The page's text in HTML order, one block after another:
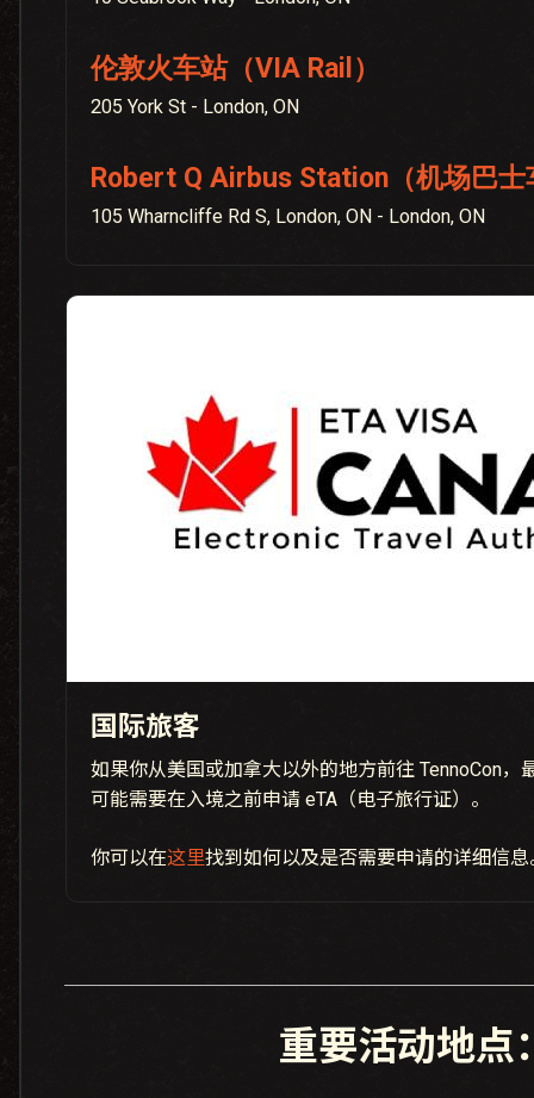
伦敦火车站（VIA Rail）
205 York St - London, ON
Robert Q Airbus Station（机场巴士
105 Wharncliffe Rd S, London, ON - London, ON
国际旅客
如果你从美国或加拿大以外的地方前往 TennoCon，
可能需要在入境之前申请 eTA（电子旅行证）。
你可以在这里找到如何以及是否需要申请的详细信息
重要活动地点